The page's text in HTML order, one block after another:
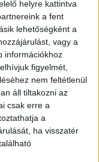
helyre kattintva
a fent
lehetőségként a
vagy a
információkhoz
figyelmét,
nem feltétlenül
áll tiltakozni az
csak erre a
a
ha visszatér